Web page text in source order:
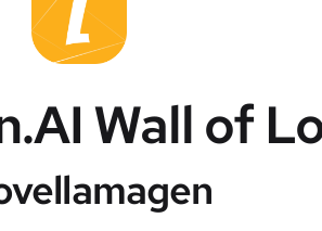
Wall of